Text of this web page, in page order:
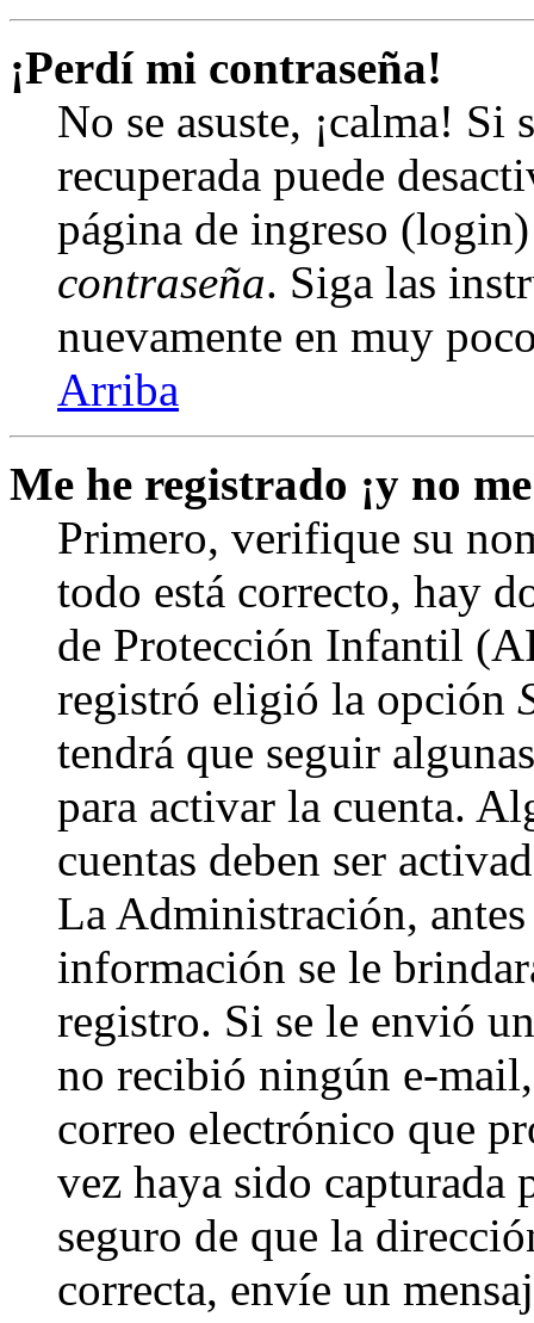
¡Perdí mi contraseña!
No se asuste, ¡calma! Si
recuperada puede
página de ingreso
contraseña. Siga las
nuevamente en muy
Arriba
Me he registrado ¡y no
Primero, verifique su
todo está correcto, hay
de Protección Infantil
registró eligió la opción
tendrá que seguir
para activar la cuenta.
cuentas deben ser
La Administración,
información se le
registro. Si se le envió
no recibió ningún e-
correo electrónico que
vez haya sido
seguro de que la
correcta, envíe un